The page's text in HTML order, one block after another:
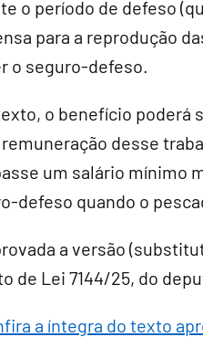
o período de defeso
para a reprodução
o seguro-defeso.
o benefício poderá
remuneração desse
um salário mínimo
defeso quando o
a versão (
de Lei 7144/25, do
a íntegra do texto